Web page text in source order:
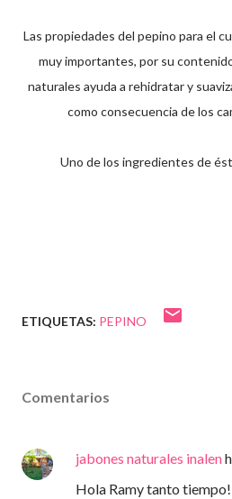
Las propiedades del pepino para el cuidado de la piel pueden ser
muy importantes, por su
naturales ayuda a rehidratar y
como consecuencia de los
Uno de los ingredientes de
ETIQUETAS: PEPINO
Comentarios
jabones naturales inalen
Hola Ramy tanto